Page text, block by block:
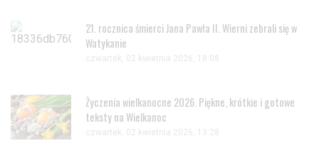
21. rocznica śmierci Jana Pawła II. Wierni zebrali się w
Watykanie
czwartek, 02 kwietnia 2026, 18:08
Życzenia wielkanocne 2026. Piękne, krótkie i gotowe
teksty na Wielkanoc
czwartek, 02 kwietnia 2026, 13:28